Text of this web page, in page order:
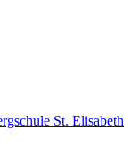
St. Elisabeth